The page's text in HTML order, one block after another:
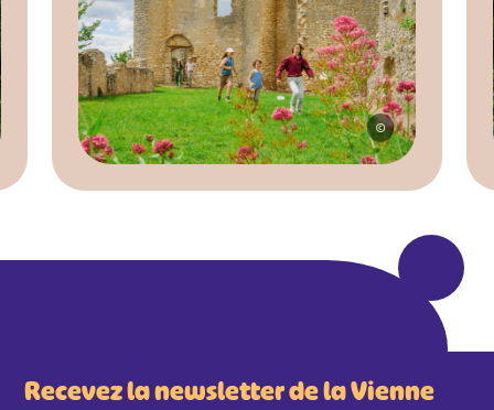
©
Recevez la newsletter de la Vienne